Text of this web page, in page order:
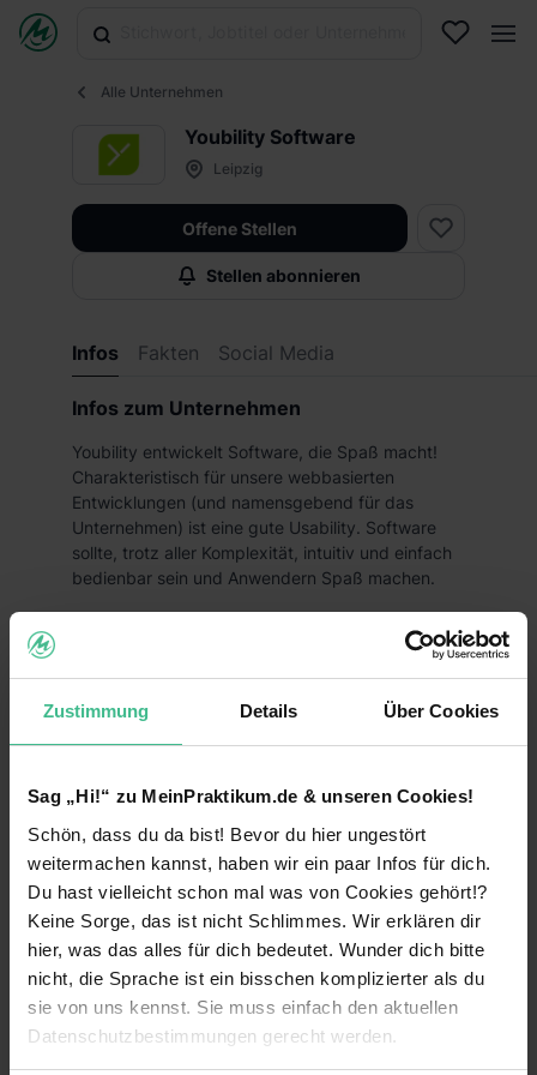
Zustimmung Details Über Cookies
Sag „Hi!“ zu MeinPraktikum.de & unseren Cookies!
Schön, dass du da bist! Bevor du hier ungestört
weitermachen kannst, haben wir ein paar Infos für dich.
Du hast vielleicht schon mal was von Cookies gehört!?
Keine Sorge, das ist nicht Schlimmes. Wir erklären dir
hier, was das alles für dich bedeutet. Wunder dich bitte
nicht, die Sprache ist ein bisschen komplizierter als du
sie von uns kennst. Sie muss einfach den aktuellen
Datenschutzbestimmungen gerecht werden.
Alle Unternehmen
Youbility Software
Leipzig
Offene Stellen
Stellen abonnieren
Infos Fakten Social Media
Infos zum Unternehmen
Youbility entwickelt Software, die Spaß macht!
Charakteristisch für unsere webbasierten
Entwicklungen (und namensgebend für das
Unternehmen) ist eine gute Usability. Software
sollte, trotz aller Komplexität, intuitiv und einfach
bedienbar sein und Anwendern Spaß machen.
Alexander Selle
0341 24892188
Fakten
Unternehmensart Keine Angabe
Gründungsjahr 2014